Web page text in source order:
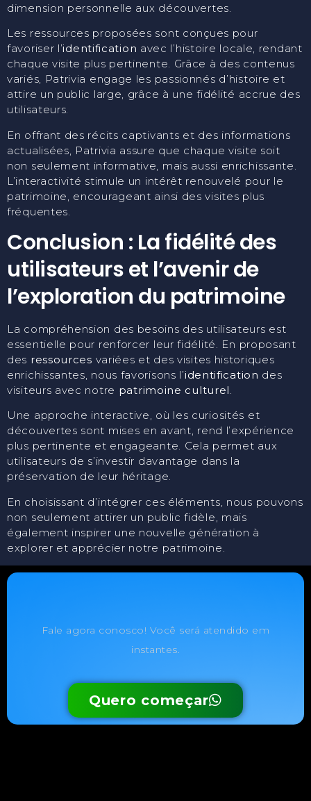
dimension personnelle aux découvertes.
Les ressources proposées sont conçues pour
favoriser l’identification avec l’histoire locale, rendant
chaque visite plus pertinente. Grâce à des contenus
variés, Patrivia engage les passionnés d’histoire et
attire un public large, grâce à une fidélité accrue des
utilisateurs.
En offrant des récits captivants et des informations
actualisées, Patrivia assure que chaque visite soit
non seulement informative, mais aussi enrichissante.
L’interactivité stimule un intérêt renouvelé pour le
patrimoine, encourageant ainsi des visites plus
fréquentes.
Conclusion : La fidélité des
utilisateurs et l’avenir de
l’exploration du patrimoine
La compréhension des besoins des utilisateurs est
essentielle pour renforcer leur fidélité. En proposant
des ressources variées et des visites historiques
enrichissantes, nous favorisons l’identification des
visiteurs avec notre patrimoine culturel.
Une approche interactive, où les curiosités et
découvertes sont mises en avant, rend l’expérience
plus pertinente et engageante. Cela permet aux
utilisateurs de s’investir davantage dans la
préservation de leur héritage.
En choisissant d’intégrer ces éléments, nous pouvons
non seulement attirer un public fidèle, mais
également inspirer une nouvelle génération à
explorer et apprécier notre patrimoine.
Fale agora conosco! Você será atendido em
instantes.
Quero começar